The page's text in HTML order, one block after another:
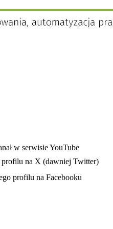
karcie
w serwisie YouTube
profilu na X (dawniej Twitter)
karcie
profilu na Facebooku